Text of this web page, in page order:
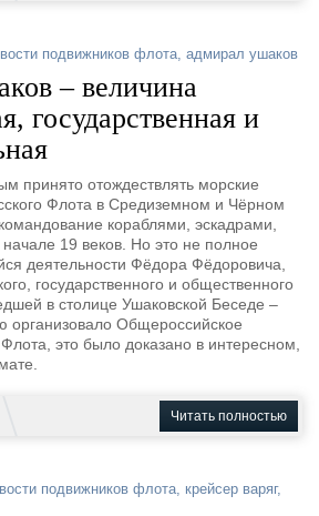
подвижников флота, адмирал ушаков
– величина
государственная и
принято отождествлять морские
Флота в Средиземном и Чёрном
кораблями, эскадрами,
19 веков. Но это не полное
деятельности Фёдора Фёдоровича,
государственного и общественного
в столице Ушаковской Беседе –
организовало Общероссийское
это было доказано в интересном,
Читать полностью
подвижников флота, крейсер варяг,